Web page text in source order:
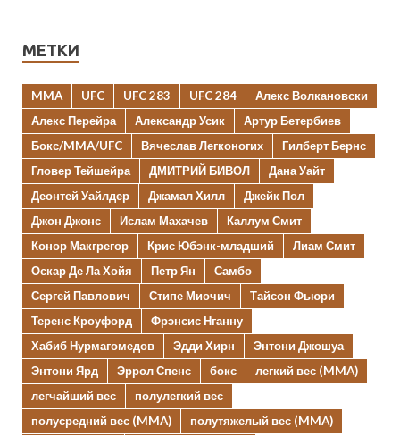
МЕТКИ
MMA UFC UFC 283 UFC 284
Алекс Волкановски
Алекс Перейра
Александр Усик
Артур Бетербиев
Бокс/MMA/UFC
Вячеслав Легконогих
Гилберт Бернс
Гловер Тейшейра
ДМИТРИЙ БИВОЛ
Дана Уайт
Деонтей Уайлдер
Джамал Хилл
Джейк Пол
Джон Джонс
Ислам Махачев
Каллум Смит
Конор Макгрегор
Крис Юбэнк-младший
Лиам Смит
Оскар Де Ла Хойя
Петр Ян
Самбо
Сергей Павлович
Стипе Миочич
Тайсон Фьюри
Теренс Кроуфорд
Фрэнсис Нганну
Хабиб Нурмагомедов
Эдди Хирн
Энтони Джошуа
Энтони Ярд
Эррол Спенс бокс
легкий вес (MMA)
легчайший вес
полулегкий вес
полусредний вес (MMA)
полутяжелый вес (MMA)